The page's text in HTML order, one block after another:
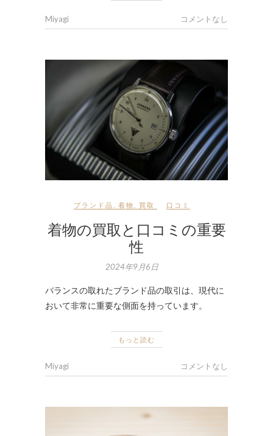
Miyagi コメントなし
ブランド品 着物 買取 口コミ
着物の買取と口コミの重要
性
2024年9月6日
バランスの取れたブランド品の取引は、現代に
おいて非常に重要な側面を持っています。
もっと読む
Miyagi コメントなし